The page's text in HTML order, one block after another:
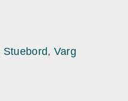
Stuebord, Varg